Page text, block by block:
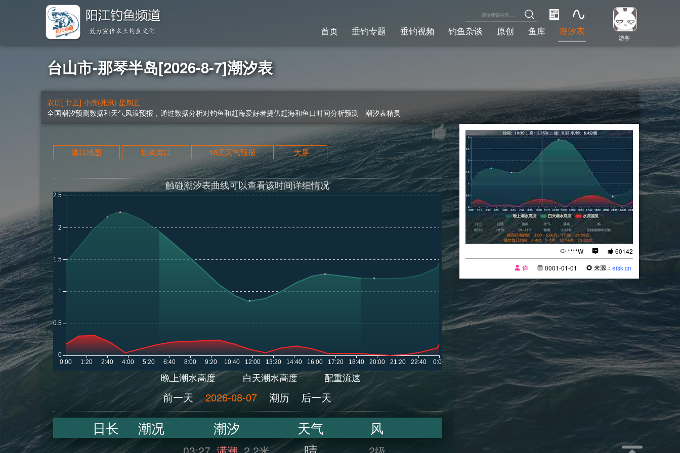
游客
首页 垂钓专题 垂钓视频 钓鱼杂谈 原创 鱼库 潮汐表
台山市-那琴半岛[2026-8-7]潮汐表
农历[ 廿五] 小潮(死汛) 星期五
全国潮汐预测数据和天气风浪预报，通过数据分析对钓鱼和赶海爱好者提供赶海和鱼口时间分析预测 - 潮汐表精灵
港口地图 切换港口 15天天气预报 大屏
触碰潮汐表曲线可以查看该时间详细情况
晚上潮水高度 白天潮水高度 配重流速
前一天 2026-08-07 潮历 后一天
日长 潮况 潮汐 天气 风
****W
60142
偉
0001-01-01 来源：eisk.cn